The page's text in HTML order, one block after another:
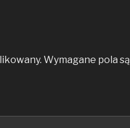
Wymagane pola są